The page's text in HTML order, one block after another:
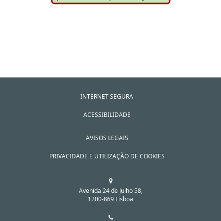
INTERNET SEGURA
ACESSIBILIDADE
AVISOS LEGAIS
PRIVACIDADE E UTILIZAÇÃO DE COOKIES
Avenida 24 de Julho 58,
1200-869 Lisboa